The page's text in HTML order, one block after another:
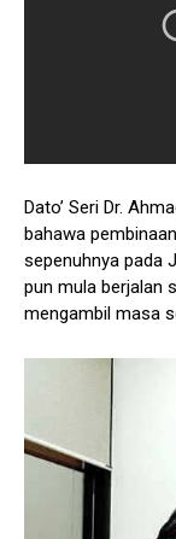
Dato’ Seri Dr.
bahawa
sepenuhnya pada
pun mula berjalan
mengambil masa